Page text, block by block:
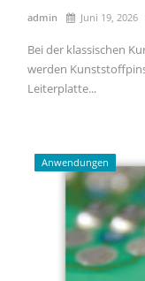
admin Juni 19, 2026
Bei der klassischen
werden
Leiterplatte...
Anwendungen